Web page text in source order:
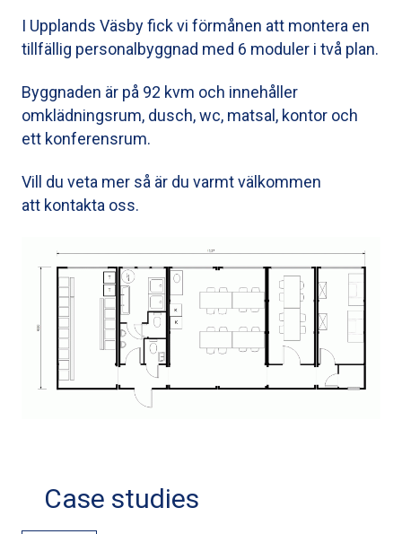
I Upplands Väsby fick vi förmånen att montera en
tillfällig personalbyggnad med 6 moduler i två plan.
Byggnaden är på 92 kvm och innehåller
omklädningsrum, dusch, wc, matsal, kontor och
ett konferensrum.
Vill du veta mer så är du varmt välkommen
att kontakta oss.
Case studies